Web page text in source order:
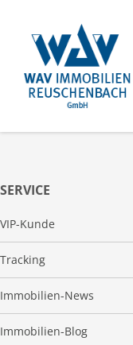
SERVICE
VIP-Kunde
Tracking
Immobilien-News
Immobilien-Blog